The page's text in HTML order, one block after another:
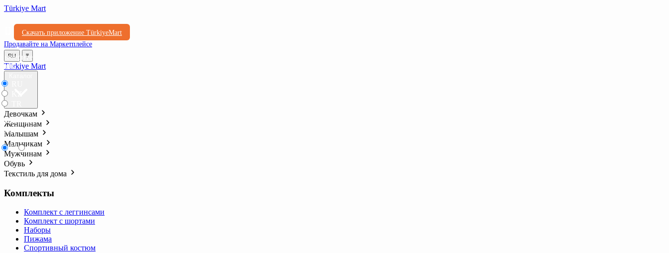
Türkiye Mart
Скачать приложение TürkiyeMart
Продавайте на Маркетплейсе
RU ₸
₸ ₺l
Türkiye Mart
Девочкам
Женщинам
Малышам
Мальчикам
Мужчинам
Обувь
Текстиль для дома
Комплекты
Комплект с леггинсами
Комплект с шортами
Наборы
Пижама
Спортивный костюм